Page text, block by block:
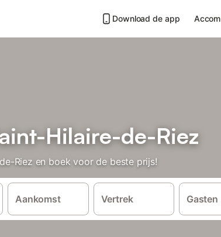
Download de app
Hilaire-de-Riez
Riez en boek voor de beste prijs!
Aankomst Vertrek Gasten